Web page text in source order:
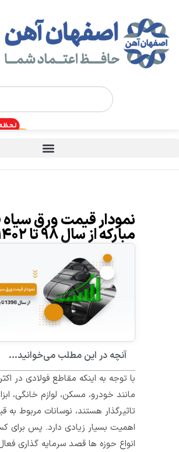
نمودار قیمت ورق سیاه فولاد
مبارکه از سال ۹۸ تا ۱۴۰۲
آنچه در این مطلب می‌خوانید...
با توجه به اینکه مقاطع فولادی در اکثر صنایع
مانند خودرو، مسکن، لوازم خانگی، ابزارآلات و…
تاثیرگذار هستند، نوسانات مربوط به قیمت آنها
اهمیت بسیار زیادی دارد. پس برای کسانی که در
انواع حوزه ها قصد سرمایه گذاری فعال دارند،